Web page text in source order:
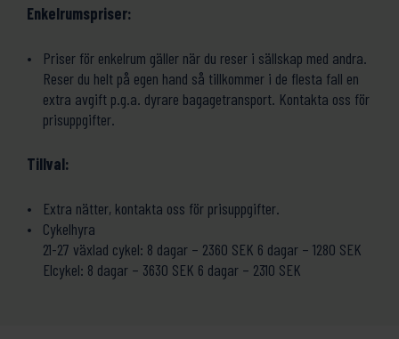
Enkelrumspriser:
Priser för enkelrum gäller när du reser i sällskap med andra.
Reser du helt på egen hand så tillkommer i de flesta fall en
extra avgift p.g.a. dyrare bagagetransport. Kontakta oss för
prisuppgifter.
Tillval:
Extra nätter, kontakta oss för prisuppgifter.
Cykelhyra
21-27 växlad cykel: 8 dagar – 2360 SEK 6 dagar – 1280 SEK
Elcykel: 8 dagar – 3630 SEK 6 dagar – 2310 SEK